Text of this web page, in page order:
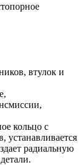
втулок и
кольцо с
радиальную